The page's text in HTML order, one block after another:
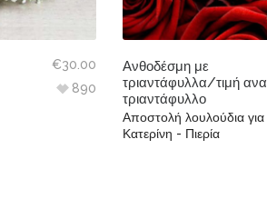
890
€30.00
Ανθοδέσμη με
τριαντάφυλλα/τιμή ανα
τριαντάφυλλο
Αποστολή λουλούδια για
Κατερίνη - Πιερία